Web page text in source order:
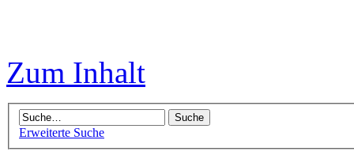
Zum Inhalt
Erweiterte Suche